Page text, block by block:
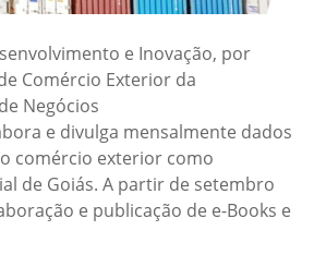
e Inovação, por
Comércio Exterior da
Negócios
e divulga mensalmente dados
comércio exterior como
de Goiás. A partir de setembro
e publicação de e-Books e